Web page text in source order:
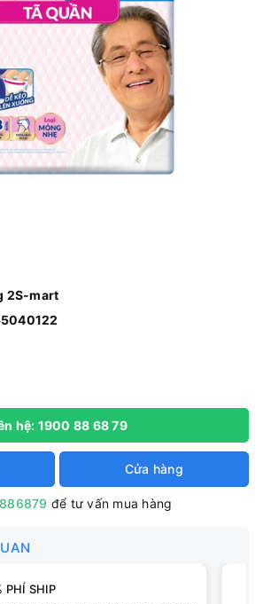
2S-mart
hệ: 1900 88 68 79
Cửa hàng
để tư vấn mua hàng
PHÍ SHIP